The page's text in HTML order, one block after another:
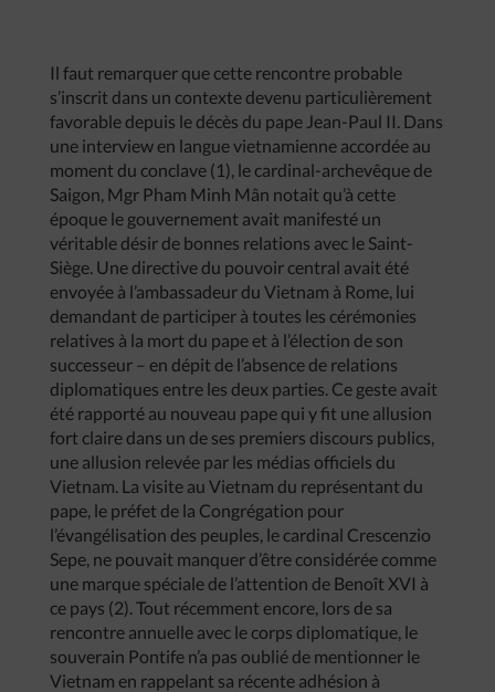
Il faut remarquer que cette rencontre probable
s’inscrit dans un contexte devenu particulièrement
favorable depuis le décès du pape Jean-Paul II. Dans
une interview en langue vietnamienne accordée au
moment du conclave (1), le cardinal-archevêque de
Saigon, Mgr Pham Minh Mân notait qu’à cette
époque le gouvernement avait manifesté un
véritable désir de bonnes relations avec le Saint-
Siège. Une directive du pouvoir central avait été
envoyée à l’ambassadeur du Vietnam à Rome, lui
demandant de participer à toutes les cérémonies
relatives à la mort du pape et à l’élection de son
successeur – en dépit de l’absence de relations
diplomatiques entre les deux parties. Ce geste avait
été rapporté au nouveau pape qui y fit une allusion
fort claire dans un de ses premiers discours publics,
une allusion relevée par les médias officiels du
Vietnam. La visite au Vietnam du représentant du
pape, le préfet de la Congrégation pour
l’évangélisation des peuples, le cardinal Crescenzio
Sepe, ne pouvait manquer d’être considérée comme
une marque spéciale de l’attention de Benoît XVI à
ce pays (2). Tout récemment encore, lors de sa
rencontre annuelle avec le corps diplomatique, le
souverain Pontife n’a pas oublié de mentionner le
Vietnam en rappelant sa récente adhésion à